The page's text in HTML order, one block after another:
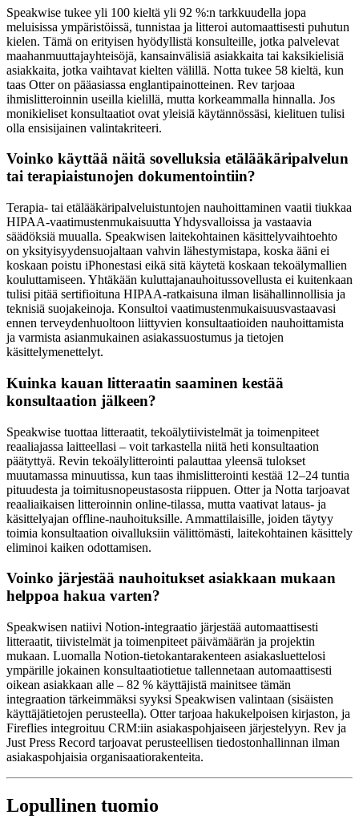
Speakwise tukee yli 100 kieltä yli 92 %:n tarkkuudella jopa
meluisissa ympäristöissä, tunnistaa ja litteroi automaattisesti puhutun
kielen. Tämä on erityisen hyödyllistä konsulteille, jotka palvelevat
maahanmuuttajayhteisöjä, kansainvälisiä asiakkaita tai kaksikielisiä
asiakkaita, jotka vaihtavat kielten välillä. Notta tukee 58 kieltä, kun
taas Otter on pääasiassa englantipainotteinen. Rev tarjoaa
ihmislitteroinnin useilla kielillä, mutta korkeammalla hinnalla. Jos
monikieliset konsultaatiot ovat yleisiä käytännössäsi, kielituen tulisi
olla ensisijainen valintakriteeri.
Voinko käyttää näitä sovelluksia etälääkäripalvelun
tai terapiaistunojen dokumentointiin?
Terapia- tai etälääkäripalveluistuntojen nauhoittaminen vaatii tiukkaa
HIPAA-vaatimustenmukaisuutta Yhdysvalloissa ja vastaavia
säädöksiä muualla. Speakwisen laitekohtainen käsittelyvaihtoehto
on yksityisyydensuojaltaan vahvin lähestymistapa, koska ääni ei
koskaan poistu iPhonestasi eikä sitä käytetä koskaan tekoälymallien
kouluttamiseen. Yhtäkään kuluttajanauhoitussovellusta ei kuitenkaan
tulisi pitää sertifioituna HIPAA-ratkaisuna ilman lisähallinnollisia ja
teknisiä suojakeinoja. Konsultoi vaatimustenmukaisuusvastaavasi
ennen terveydenhuoltoon liittyvien konsultaatioiden nauhoittamista
ja varmista asianmukainen asiakassuostumus ja tietojen
käsittelymenettelyt.
Kuinka kauan litteraatin saaminen kestää
konsultaation jälkeen?
Speakwise tuottaa litteraatit, tekoälytiivistelmät ja toimenpiteet
reaaliajassa laitteellasi – voit tarkastella niitä heti konsultaation
päätyttyä. Revin tekoälylitterointi palauttaa yleensä tulokset
muutamassa minuutissa, kun taas ihmislitterointi kestää 12–24 tuntia
pituudesta ja toimitusnopeustasosta riippuen. Otter ja Notta tarjoavat
reaaliaikaisen litteroinnin online-tilassa, mutta vaativat lataus- ja
käsittelyajan offline-nauhoituksille. Ammattilaisille, joiden täytyy
toimia konsultaation oivalluksiin välittömästi, laitekohtainen käsittely
eliminoi kaiken odottamisen.
Voinko järjestää nauhoitukset asiakkaan mukaan
helppoa hakua varten?
Speakwisen natiivi Notion-integraatio järjestää automaattisesti
litteraatit, tiivistelmät ja toimenpiteet päivämäärän ja projektin
mukaan. Luomalla Notion-tietokantarakenteen asiakasluettelosi
ympärille jokainen konsultaatiotietue tallennetaan automaattisesti
oikean asiakkaan alle – 82 % käyttäjistä mainitsee tämän
integraation tärkeimmäksi syyksi Speakwisen valintaan (sisäisten
käyttäjätietojen perusteella). Otter tarjoaa hakukelpoisen kirjaston, ja
Fireflies integroituu CRM:iin asiakaspohjaiseen järjestelyyn. Rev ja
Just Press Record tarjoavat perusteellisen tiedostonhallinnan ilman
asiakaspohjaisia organisaatiorakenteita.
Lopullinen tuomio